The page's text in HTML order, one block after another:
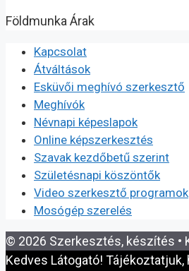
Földmunka Árak
Kapcsolat
Átváltások
Esküvői meghívó szerkesztő
Meghívók
Névnapi képeslapok
Online képszerkesztés
Szavak kezdőbetű szerint
Születésnapi köszöntők
Video szerkesztő programok
Mosógép szerelés
© 2026 Szerkesztés, készítés •
Kedves Látogató!